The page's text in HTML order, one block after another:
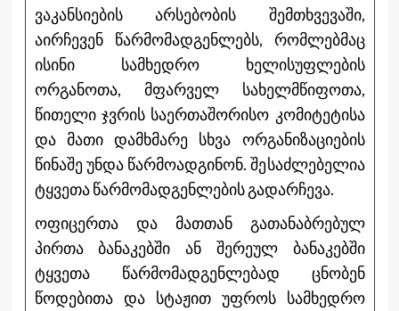
ვაკანსიების არსებობის შემთხვევაში,
აირჩევენ წარმომადგენლებს, რომლებმაც
ისინი სამხედრო ხელისუფლების
ორგანოთა, მფარველ სახელმწიფოთა,
წითელი ჯვრის საერთაშორისო კომიტეტისა
და მათი დამხმარე სხვა ორგანიზაციების
წინაშე უნდა წარმოადგინონ. შესაძლებელია
ტყვეთა წარმომადგენლების გადარჩევა.
ოფიცერთა და მათთან გათანაბრებულ
პირთა ბანაკებში ან შერეულ ბანაკებში
ტყვეთა წარმომადგენლებად ცნობენ
წოდებითა და სტაჟით უფროს სამხედრო